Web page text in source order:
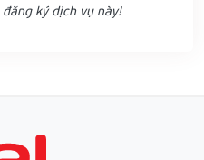
ký dịch vụ này!